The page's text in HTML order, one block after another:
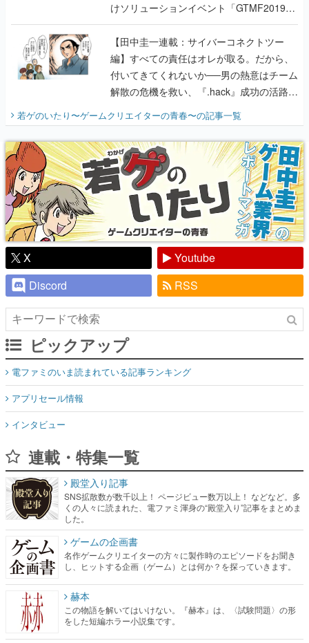
けソリューションイベント「GTMF2019」
に行って、より理解を深めよう【PR】
【田中圭一連載：サイバーコネクトツー
編】すべての責任はオレが取る。だから、
付いてきてくれないか──男の熱意はチーム
解散の危機を救い、『.hack』成功の活路を
開く。業界の快男児・松山 洋に流れる血は
『少年ジャンプ』色だった【若ゲのいた
り】
若ゲのいたり〜ゲームクリエイターの青春〜の記事一覧
X
Youtube
Discord
RSS
ピックアップ
電ファミのいま読まれている記事ランキング
アプリセール情報
インタビュー
連載・特集一覧
殿堂入り記事
SNS拡散数が数千以上！ ページビュー数万以上！ などなど。多
くの人々に読まれた、電ファミ渾身の“殿堂入り”記事をまとめま
した。
ゲームの企画書
名作ゲームクリエイターの方々に製作時のエピソードをお聞き
し、ヒットする企画（ゲーム）とは何か？を探っていきます。
赫本
この物語を解いてはいけない。『赫本』は、〈試験問題〉の形
をした短編ホラー小説集です。